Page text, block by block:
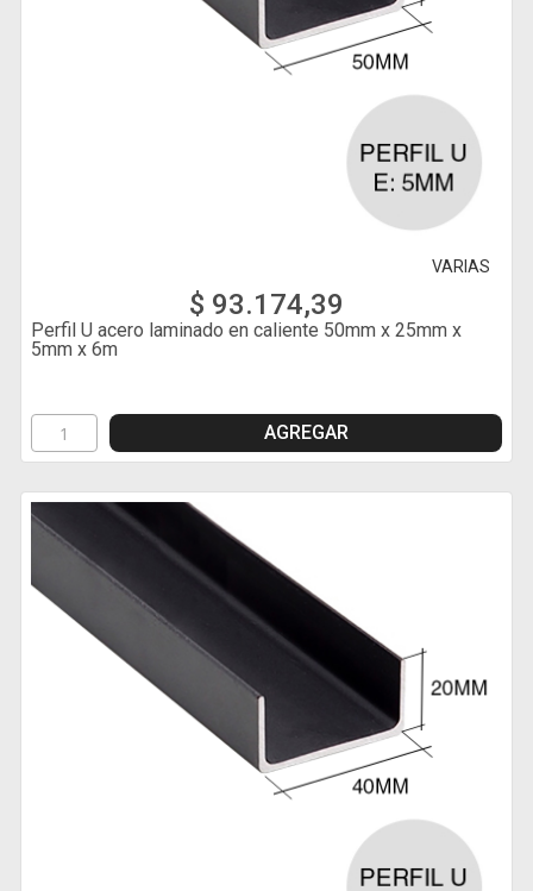
VARIAS
$ 93.174,39
Perfil U acero laminado en caliente 50mm x 25mm x
5mm x 6m
AGREGAR